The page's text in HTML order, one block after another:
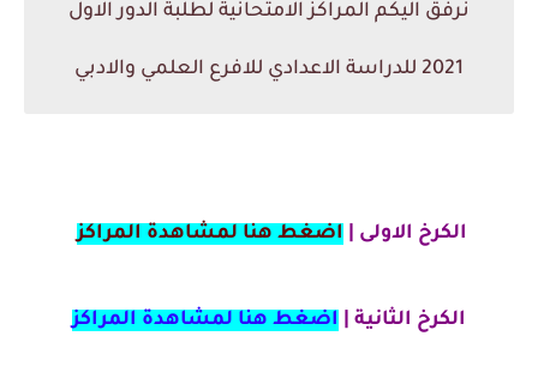
نرفق اليكم المراكز الامتحانية لطلبة الدور الاول
2021 للدراسة الاعدادي للافرع العلمي والادبي
الكرخ الاولى | اضغط هنا لمشاهدة المراكز
الكرخ الثانية | اضغط هنا لمشاهدة المراكز